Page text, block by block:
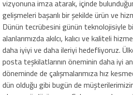
vizyonuna imza atarak, içinde
gelişmeleri başarılı bir şekilde ürün ve
Dünün tecrübesini günün teknolojisiyle
alanlarımızda akılcı, kalıcı ve kaliteli
daha iyiyi ve daha ileriyi hedefliyoruz.
posta teşkilatlarının öneminin daha iyi
döneminde de çalışmalarımıza hız
dün olduğu gibi bugün de